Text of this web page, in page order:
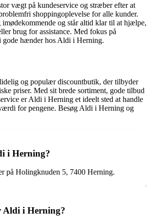
vægt på kundeservice og stræber efter at
shoppingoplevelse for alle kunder.
imødekommende og står altid klar til at hjælpe,
brug for assistance. Med fokus på
gode hænder hos Aldi i Herning.
og populær discountbutik, der tilbyder
priser. Med sit brede sortiment, gode tilbud
er Aldi i Herning et ideelt sted at handle
for pengene. Besøg Aldi i Herning og
i Herning?
på Holingknuden 5, 7400 Herning.
Aldi i Herning?